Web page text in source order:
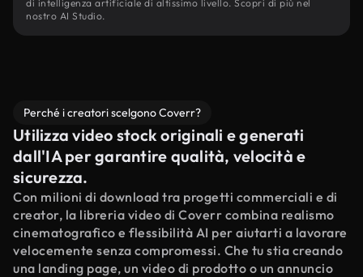
di intelligenza artificiale di altissimo livello. Scopri di più nel
nostro AI Studio.
Perché i creatori scelgono Coverr?
Utilizza video stock originali e generati
dall'IA per garantire qualità, velocità e
sicurezza.
Con milioni di download tra progetti commerciali e di
creator, la libreria video di Coverr combina realismo
cinematografico e flessibilità AI per aiutarti a lavorare
velocemente senza compromessi. Che tu stia creando
una landing page, un video di prodotto o un annuncio